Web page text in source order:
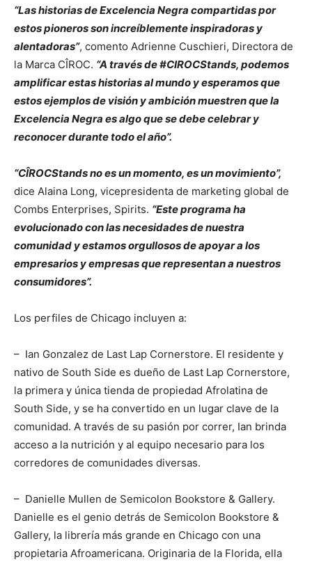
“Las historias de Excelencia Negra compartidas por
estos pioneros son increíblemente inspiradoras y
alentadoras”, comento Adrienne Cuschieri, Directora de
la Marca CÎROC. “A través de #CIROCStands, podemos
amplificar estas historias al mundo y esperamos que
estos ejemplos de visión y ambición muestren que la
Excelencia Negra es algo que se debe celebrar y
reconocer durante todo el año”.
“CÎROCStands no es un momento, es un movimiento”,
dice Alaina Long, vicepresidenta de marketing global de
Combs Enterprises, Spirits. “Este programa ha
evolucionado con las necesidades de nuestra
comunidad y estamos orgullosos de apoyar a los
empresarios y empresas que representan a nuestros
consumidores”.
Los perfiles de Chicago incluyen a:
– Ian Gonzalez de Last Lap Cornerstore. El residente y
nativo de South Side es dueño de Last Lap Cornerstore,
la primera y única tienda de propiedad Afrolatina de
South Side, y se ha convertido en un lugar clave de la
comunidad. A través de su pasión por correr, Ian brinda
acceso a la nutrición y al equipo necesario para los
corredores de comunidades diversas.
– Danielle Mullen de Semicolon Bookstore & Gallery.
Danielle es el genio detrás de Semicolon Bookstore &
Gallery, la librería más grande en Chicago con una
propietaria Afroamericana. Originaria de la Florida, ella